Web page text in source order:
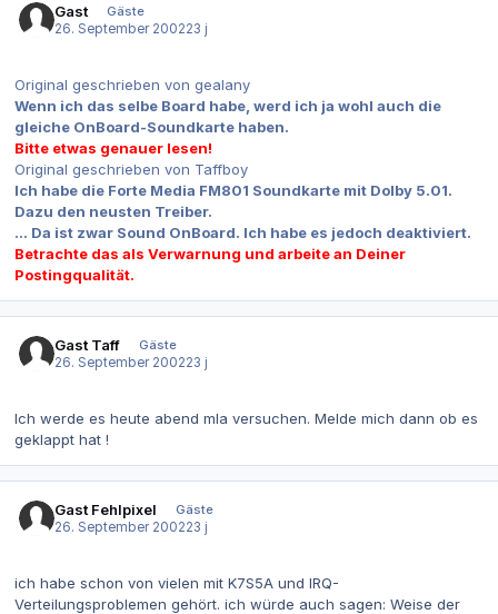
Gast
Gäste
26. September 200223 j
Original geschrieben von gealany
Wenn ich das selbe Board habe, werd ich ja wohl auch die
gleiche OnBoard-Soundkarte haben.
Bitte etwas genauer lesen!
Original geschrieben von Taffboy
Ich habe die Forte Media FM801 Soundkarte mit Dolby 5.01.
Dazu den neusten Treiber.
... Da ist zwar Sound OnBoard. Ich habe es jedoch deaktiviert.
Betrachte das als Verwarnung und arbeite an Deiner
Postingqualität.
Gast Taff
Gäste
26. September 200223 j
Ich werde es heute abend mla versuchen. Melde mich dann ob es
geklappt hat !
Gast Fehlpixel
Gäste
26. September 200223 j
ich habe schon von vielen mit K7S5A und IRQ-
Verteilungsproblemen gehört. ich würde auch sagen: Weise der